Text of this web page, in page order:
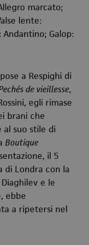
marcato;
lente:
Andantino; Galop:
a Respighi di
de vieillesse,
egli rimase
brani che
suo stile di
Boutique
il 5
di Londra con la
e le
ebbe
a ripetersi nel